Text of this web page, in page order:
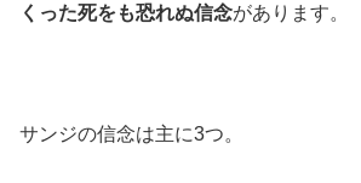
くった死をも恐れぬ信念があります。
サンジの信念は主に3つ。